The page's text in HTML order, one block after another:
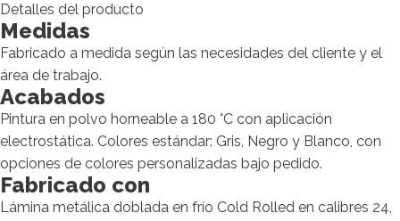
Detalles del producto
Medidas
Fabricado a medida según las necesidades del cliente y el
área de trabajo.
Acabados
Pintura en polvo horneable a 180 °C con aplicación
electrostática. Colores estándar: Gris, Negro y Blanco, con
opciones de colores personalizadas bajo pedido.
Fabricado con
Lámina metálica doblada en frío Cold Rolled en calibres 24,